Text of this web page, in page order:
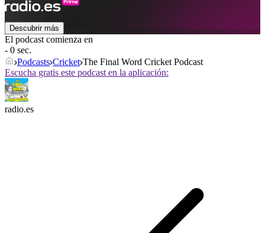
Descubrir más
El podcast comienza en
- 0 sec.
Podcasts Cricket The Final Word Cricket Podcast
Escucha gratis este podcast en la aplicación:
radio.es